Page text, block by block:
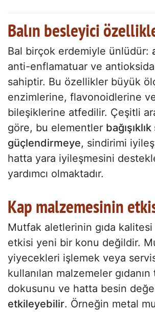
Balın besleyici
Bal birçok erdemiyle ünlüdür:
anti-enflamatuar ve
sahiptir. Bu özellikler büyük
enzimlerine, flavonoidlerine
bileşiklerine atfedilir. Çeşitli
göre, bu elementler
güçlendirmeye, sindirimi
hatta yara iyileşmesini
yardımcı olmaktadır.
Kap malzemesinin
Mutfak aletlerinin gıda
etkisi yeni bir konu değildir.
yiyecekleri işlemek veya
kullanılan malzemeler gıdanın
dokusunu ve hatta besin
etkileyebilir. Örneğin metal